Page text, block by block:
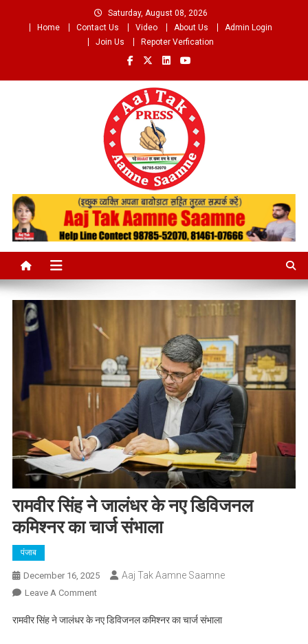
Saturday, August 08, 2026
Home
Contact Us Video About Us
Admin Login
Join Us
Repoter Verfication
Aaj Tak Aamne Saamne.com
रामवीर सिंह ने जालंधर के नए डिविजनल
कमिश्नर का चार्ज संभाला
पंजाब
December 16, 2025 Aaj Tak Aamne Saamne
Leave A CommentOn
सिंह
रामवीर सिंह ने जालंधर के नए डिविजनल कमिश्नर का चार्ज संभाला